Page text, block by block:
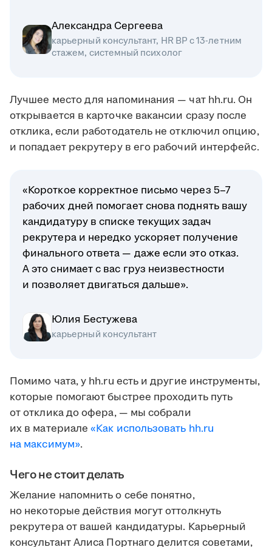
Александра Сергеева
карьерный консультант, HR BP с 13-летним
стажем, системный психолог
Лучшее место для напоминания — чат hh.ru. Он
открывается в карточке вакансии сразу после
отклика, если работодатель не отключил опцию,
и попадает рекрутеру в его рабочий интерфейс.
«Короткое корректное письмо через 5–7
рабочих дней помогает снова поднять вашу
кандидатуру в списке текущих задач
рекрутера и нередко ускоряет получение
финального ответа — даже если это отказ.
А это снимает с вас груз неизвестности
и позволяет двигаться дальше».
Юлия Бестужева
карьерный консультант
Помимо чата, у hh.ru есть и другие инструменты,
которые помогают быстрее проходить путь
от отклика до офера, — мы собрали
их в материале«Как использовать hh.ru
на максимум».
Чего не стоит делать
Желание напомнить о себе понятно,
но некоторые действия могут оттолкнуть
рекрутера от вашей кандидатуры. Карьерный
консультант Алиса Портнаго делится советами,